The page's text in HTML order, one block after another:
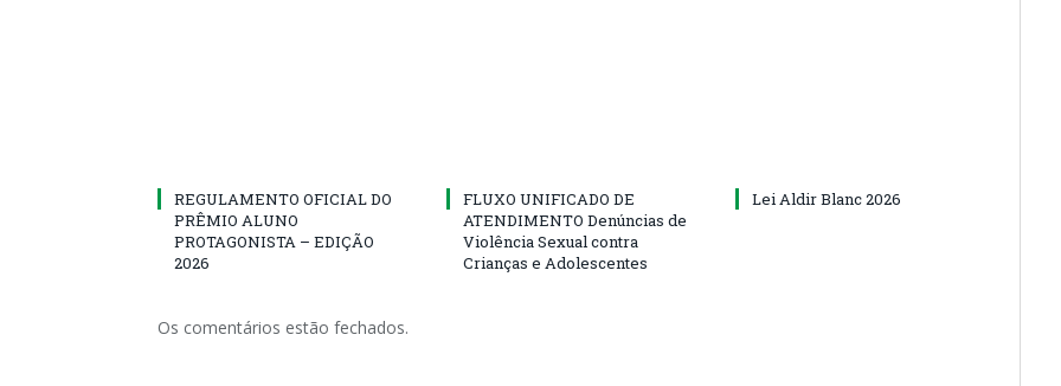
REGULAMENTO OFICIAL DO
PRÊMIO ALUNO
PROTAGONISTA – EDIÇÃO
2026
FLUXO UNIFICADO DE
ATENDIMENTO Denúncias de
Violência Sexual contra
Crianças e Adolescentes
Lei Aldir Blanc 2026
Os comentários estão fechados.